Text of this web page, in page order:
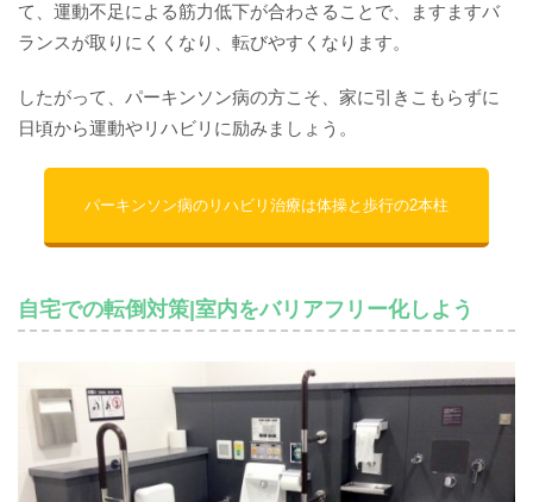
て、運動不足による筋力低下が合わさることで、ますますバ
ランスが取りにくくなり、転びやすくなります。
したがって、パーキンソン病の方こそ、家に引きこもらずに
日頃から運動やリハビリに励みましょう。
パーキンソン病のリハビリ治療は体操と歩行の2本柱
自宅での転倒対策|室内をバリアフリー化しよう